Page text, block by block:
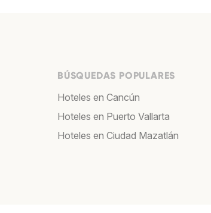
BÚSQUEDAS POPULARES
Hoteles en Cancún
Hoteles en Puerto Vallarta
Hoteles en Ciudad Mazatlán